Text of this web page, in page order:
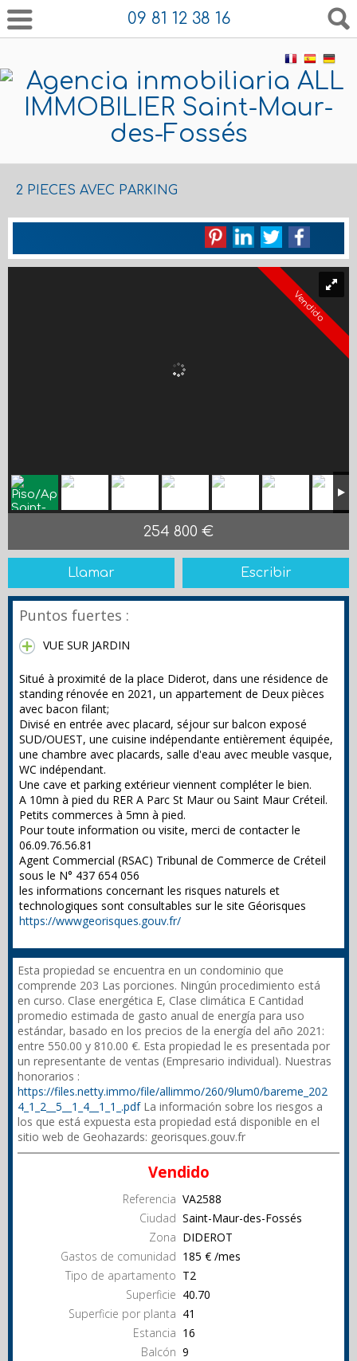
09 81 12 38 16
2 PIECES AVEC PARKING
Vendido
254 800 €
Llamar Escribir
Puntos fuertes :
VUE SUR JARDIN
Situé à proximité de la place Diderot, dans une résidence de
standing rénovée en 2021, un appartement de Deux pièces
avec bacon filant;
Divisé en entrée avec placard, séjour sur balcon exposé
SUD/OUEST, une cuisine indépendante entièrement équipée,
une chambre avec placards, salle d'eau avec meuble vasque,
WC indépendant.
Une cave et parking extérieur viennent compléter le bien.
A 10mn à pied du RER A Parc St Maur ou Saint Maur Créteil.
Petits commerces à 5mn à pied.
Pour toute information ou visite, merci de contacter le
06.09.76.56.81
Agent Commercial (RSAC) Tribunal de Commerce de Créteil
sous le N° 437 654 056
les informations concernant les risques naturels et
technologiques sont consultables sur le site Géorisques
https://wwwgeorisques.gouv.fr/
Esta propiedad se encuentra en un condominio que
comprende 203 Las porciones. Ningún procedimiento está
en curso. Clase energética E, Clase climática E Cantidad
promedio estimada de gasto anual de energía para uso
estándar, basado en los precios de la energía del año 2021:
entre 550.00 y 810.00 €. Esta propiedad le es presentada por
un representante de ventas (Empresario individual). Nuestras
honorarios :
https://files.netty.immo/file/allimmo/260/9lum0/bareme_202
4_1_2__5__1_4__1_1_.pdfLa información sobre los riesgos a
los que está expuesta esta propiedad está disponible en el
sitio web de Geohazards: georisques.gouv.fr
Vendido
Referencia VA2588
Ciudad Saint-Maur-des-Fossés
Zona DIDEROT
Gastos de comunidad 185 € /mes
Tipo de apartamento T2
Superficie 40.70
Superficie por planta 41
Estancia 16
Balcón 9